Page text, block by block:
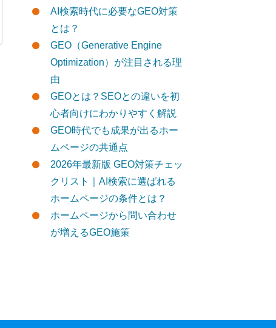
AI検索時代に必要なGEO対策
とは？
GEO（Generative Engine
Optimization）が注目される理
由
GEOとは？SEOとの違いを初
心者向けにわかりやすく解説
GEO時代でも成果が出るホー
ムページの共通点
2026年最新版 GEO対策チェッ
クリスト｜AI検索に選ばれる
ホームページの条件とは？
ホームページから問い合わせ
が増えるGEO施策